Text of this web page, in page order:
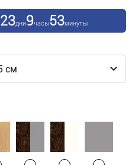
23дни9часы53минуты